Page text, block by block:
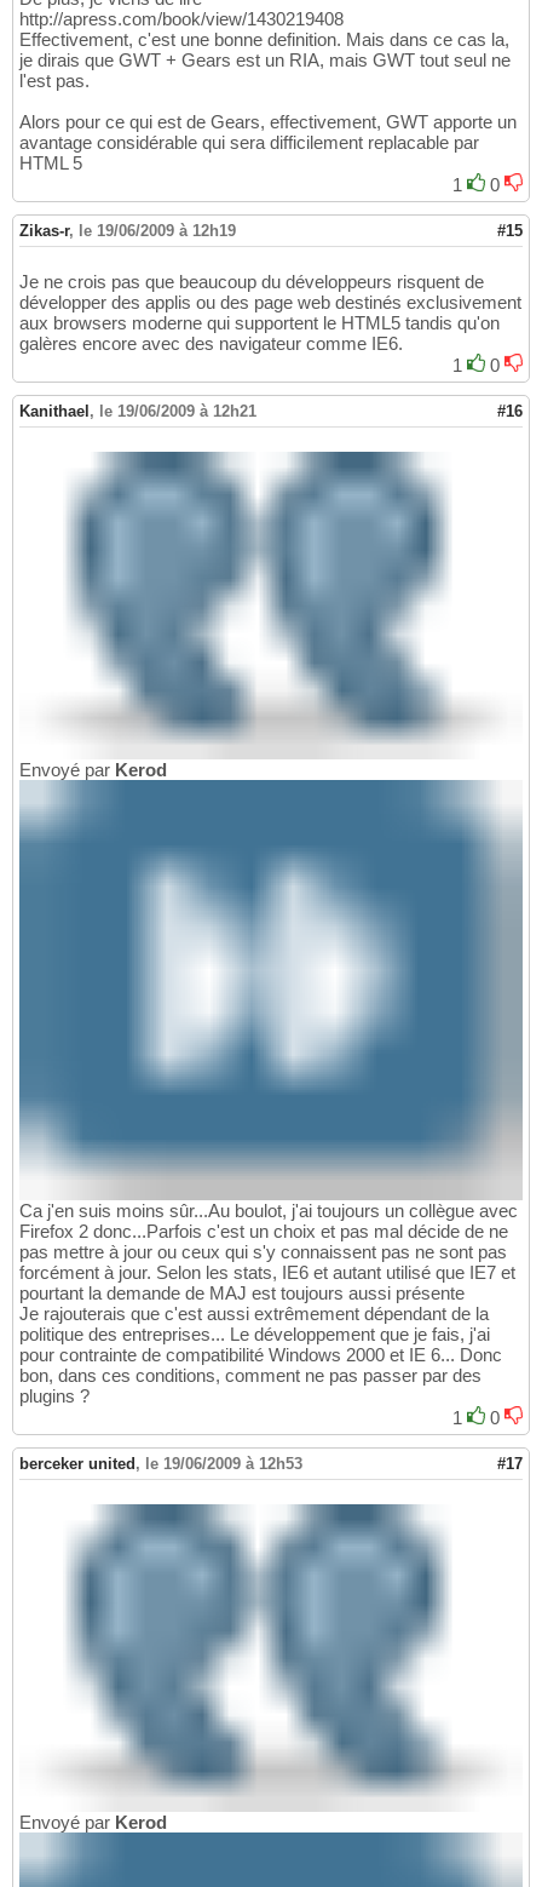
http://apress.com/book/view/1430219408
Effectivement, c'est une bonne definition. Mais dans ce cas la,
je dirais que GWT + Gears est un RIA, mais GWT tout seul ne
l'est pas.
Alors pour ce qui est de Gears, effectivement, GWT apporte un
avantage considérable qui sera difficilement replacable par
HTML 5
1
0
Zikas-r, le 19/06/2009 à 12h19 #15
Je ne crois pas que beaucoup du développeurs risquent de
développer des applis ou des page web destinés exclusivement
aux browsers moderne qui supportent le HTML5 tandis qu'on
galères encore avec des navigateur comme IE6.
1
0
Kanithael , le 19/06/2009 à 12h21 #16
Envoyé par Kerod
Ca j'en suis moins sûr...Au boulot, j'ai toujours un collègue avec
Firefox 2 donc...Parfois c'est un choix et pas mal décide de ne
pas mettre à jour ou ceux qui s'y connaissent pas ne sont pas
forcément à jour. Selon les stats, IE6 et autant utilisé que IE7 et
pourtant la demande de MAJ est toujours aussi présente
Je rajouterais que c'est aussi extrêmement dépendant de la
politique des entreprises... Le développement que je fais, j'ai
pour contrainte de compatibilité Windows 2000 et IE 6... Donc
bon, dans ces conditions, comment ne pas passer par des
plugins ?
1
0
berceker united, le 19/06/2009 à 12h53 #17
Envoyé par Kerod